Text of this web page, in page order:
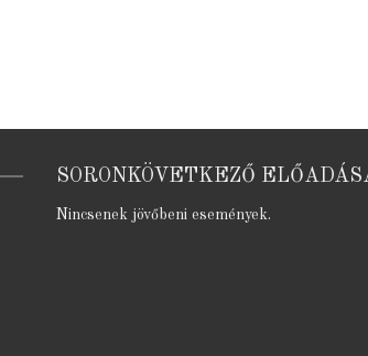
SORONKÖVETKEZŐ
Nincsenek jövőbeni események.